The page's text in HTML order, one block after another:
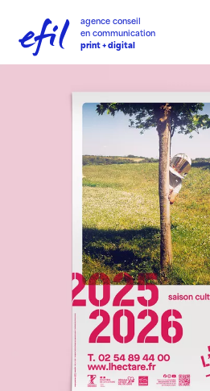
agence conseil
en communication
print + digital